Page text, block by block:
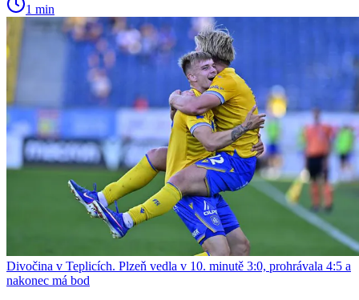
1 min
Divočina v Teplicích. Plzeň vedla v 10. minutě 3:0, prohrávala 4:5 a
nakonec má bod